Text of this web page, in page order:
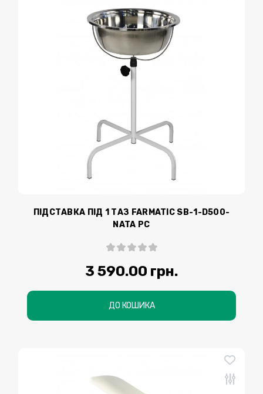
ПІДСТАВКА ПІД 1 ТАЗ FARMATIC SB-1-D500-
NATA РС
3 590.00 грн.
ДО КОШИКА